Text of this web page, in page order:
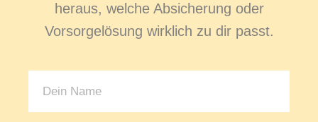
heraus, welche Absicherung oder
Vorsorgelösung wirklich zu dir passt.